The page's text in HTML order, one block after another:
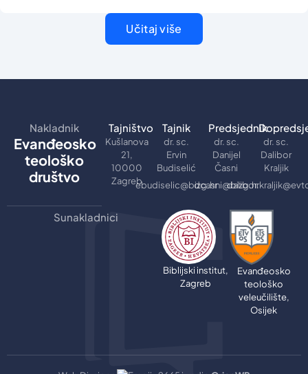
Učitaj više
Nakladnik
Evanđeosko
teološko
društvo
Tajništvo
Kušlanova
21,
10000
Zagreb
Tajnik
dr. sc.
Ervin
Budiselić
ebudiselic@bizg.hr
Predsjednik
dr. sc.
Danijel
Časni
dcasni@bizg.hr
dr. sc.
Dalibor
Kraljik
Sunakladnici
Biblijski institut,
Zagreb
Evanđeosko
teološko
veleučilište,
Osijek